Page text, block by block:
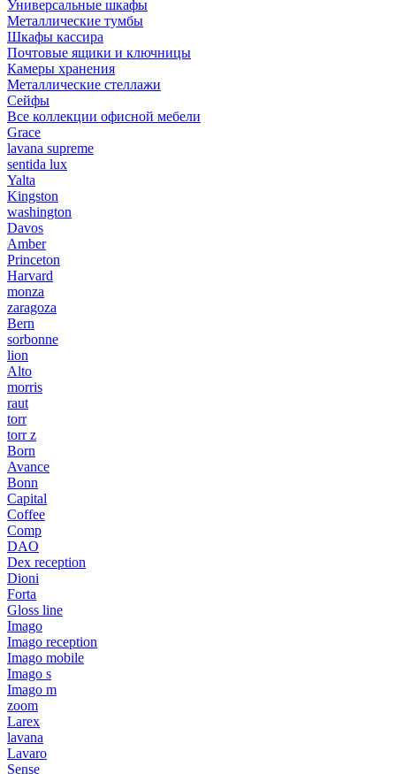
Универсальные шкафы
Металлические тумбы
Шкафы кассира
Почтовые ящики и ключницы
Камеры хранения
Металлические стеллажи
Сейфы
Все коллекции офисной мебели
Grace
lavana supreme
sentida lux
Yalta
Kingston
washington
Davos
Amber
Princeton
Harvard
monza
zaragoza
Bern
sorbonne
lion
Alto
morris
raut
torr
torr z
Born
Avance
Bonn
Capital
Coffee
Comp
DAO
Dex reception
Dioni
Forta
Gloss line
Imago
Imago reception
Imago mobile
Imago s
Imago m
zoom
Larex
lavana
Lavaro
Sense